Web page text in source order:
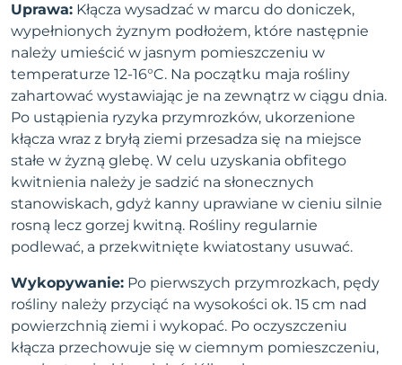
Uprawa: Kłącza wysadzać w marcu do doniczek,
wypełnionych żyznym podłożem, które następnie
należy umieścić w jasnym pomieszczeniu w
temperaturze 12-16°C. Na początku maja rośliny
zahartować wystawiając je na zewnątrz w ciągu dnia.
Po ustąpienia ryzyka przymrozków, ukorzenione
kłącza wraz z bryłą ziemi przesadza się na miejsce
stałe w żyzną glebę. W celu uzyskania obfitego
kwitnienia należy je sadzić na słonecznych
stanowiskach, gdyż kanny uprawiane w cieniu silnie
rosną lecz gorzej kwitną. Rośliny regularnie
podlewać, a przekwitnięte kwiatostany usuwać.
Wykopywanie: Po pierwszych przymrozkach, pędy
rośliny należy przyciąć na wysokości ok. 15 cm nad
powierzchnią ziemi i wykopać. Po oczyszczeniu
kłącza przechowuje się w ciemnym pomieszczeniu,